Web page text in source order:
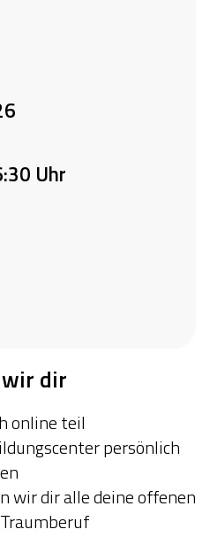
Uhr
dir
online teil
persönlich
wir dir alle deine offenen